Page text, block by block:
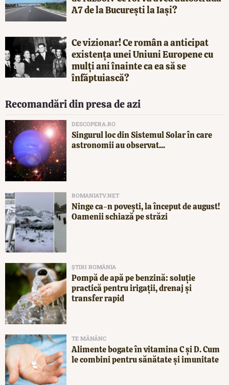
A7 de la București la Iași?
Ce vizionar! Ce român a anticipat
existența unei Uniuni Europene cu
mulți ani înainte ca ea să se
înfăptuiască?
Recomandări din presa de azi
DESCOPERA.RO
Singurul loc din Sistemul Solar în care
astronomii au observat...
ROMANIATV.NET
Ninge ca-n povești, la început de august!
Oamenii schiază pe străzi
ȘTIRI ROMÂNIA
Pompă de apă pe benzină: soluție
practică pentru irigații, drenaj și
transfer rapid
TE MĂNÂNC
Alimente bogate în vitamina C și D. Cum
le combini pentru sănătate și imunitate